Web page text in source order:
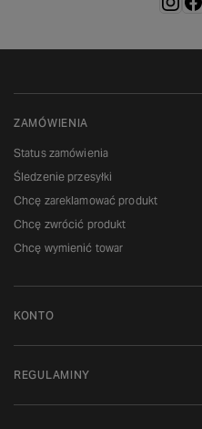
ZAMÓWIENIA
Status zamówienia
Śledzenie przesyłki
Chcę zareklamować produkt
Chcę zwrócić produkt
Chcę wymienić towar
KONTO
REGULAMINY